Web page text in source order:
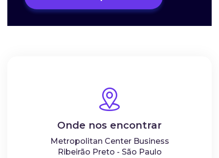
Onde nos encontrar
Metropolitan Center Business
Ribeirão Preto - São Paulo